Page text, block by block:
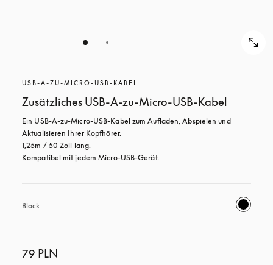
USB-A-ZU-MICRO-USB-KABEL
Zusätzliches USB-A-zu-Micro-USB-Kabel
Ein USB-A-zu-Micro-USB-Kabel zum Aufladen, Abspielen und
Aktualisieren Ihrer Kopfhörer.
1,25m / 50 Zoll lang.
Kompatibel mit jedem Micro-USB-Gerät.
Black
79 PLN